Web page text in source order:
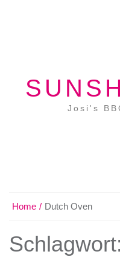
Josi's
Home Dutch Oven
Schlagwort: